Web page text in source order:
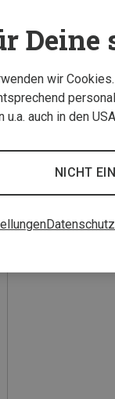
Du sparst 33%
Deine
wir
u.a. auch in den
NICHT
Datenschutz